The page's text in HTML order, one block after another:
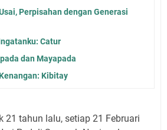
Perpisahan dengan Generasi
Catur
dan Mayapada
Kibitay
21 tahun lalu, setiap 21 Februari